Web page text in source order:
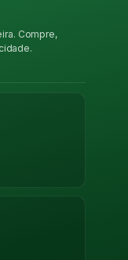
Compre,